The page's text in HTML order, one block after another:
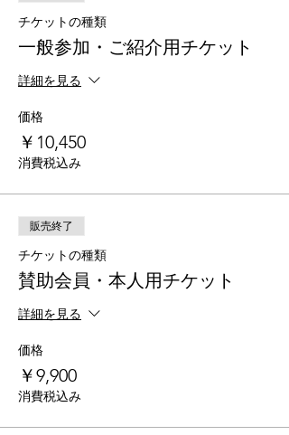
チケットの種類
一般参加・ご紹介用チケット
詳細を見る
価格
￥10,450
消費税込み
販売終了
チケットの種類
賛助会員・本人用チケット
詳細を見る
価格
￥9,900
消費税込み